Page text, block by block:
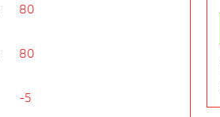
80
80
-5